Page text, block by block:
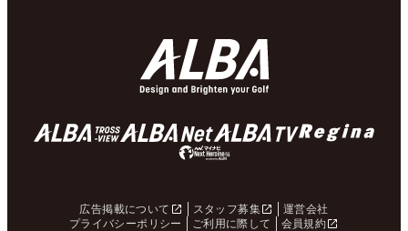
広告掲載について スタッフ募集
運営会社
プライバシーポリシー
ご利用に際して
会員規約